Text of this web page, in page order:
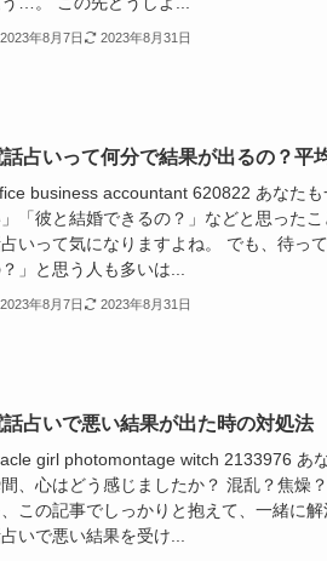
2023年8月7日 2023年8月31日
話占いって何分で結果が出るの？平
business accountant 620822 あなた
「彼と結婚できるの？」などと思った
いって気になりますよね。 でも、待っ
」と思う人も多いは...
2023年8月7日 2023年8月31日
話占いで悪い結果が出た時の対処法
girl photomontage witch 2133976 あ
、心はどう感じましたか？ 混乱？焦燥
この記事でしっかりと抱えて、一緒に
いで悪い結果を受け...